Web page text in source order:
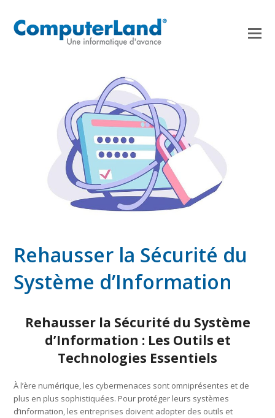
Rehausser la Sécurité du
Système d’Information
Rehausser la Sécurité du Système
d’Information : Les Outils et
Technologies Essentiels
À l’ère numérique, les cybermenaces sont omniprésentes et de
plus en plus sophistiquées. Pour protéger leurs systèmes
d’information, les entreprises doivent adopter des outils et